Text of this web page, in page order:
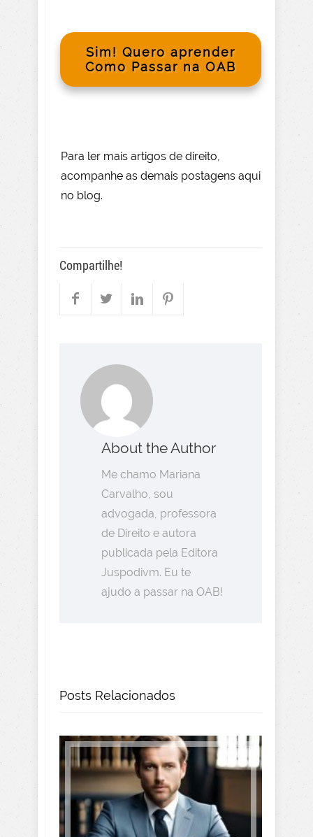
Sim! Quero aprender
Como Passar na OAB
Para ler mais artigos de direito,
acompanhe as demais postagens aqui
no blog.
Compartilhe!
About the Author
Me chamo Mariana
Carvalho, sou
advogada, professora
de Direito e autora
publicada pela Editora
Juspodivm. Eu te
ajudo a passar na OAB!
Posts Relacionados